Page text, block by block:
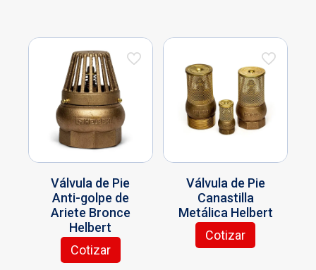
variantes.
Las
opciones
se
pueden
elegir
en
la
producto
múltiples
Las
opciones
se
pueden
elegir
de
producto
Válvula de Pie
Anti-golpe de
Ariete Bronce
Helbert
Cotizar
Este
Válvula de Pie
Canastilla
Metálica Helbert
Cotizar
Este